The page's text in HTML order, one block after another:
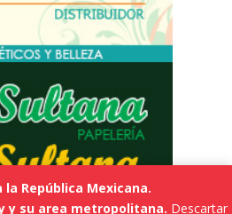
la República Mexicana.
y su area metropolitana. Descartar